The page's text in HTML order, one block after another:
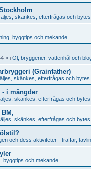
skänkes, efterfrågas och bytes
byggtips och mekande
» i Öl, bryggerier, vattenhål och
(Grainfather)
skänkes, efterfrågas och bytes
- i mängder
skänkes, efterfrågas och bytes
skänkes, efterfrågas och bytes
och dess aktiviteter - träffar,
byggtips och mekande